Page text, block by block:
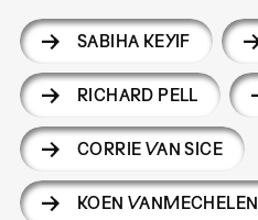
SABIHA KEYIF
RICHARD PELL
CORRIE VAN SICE
KOEN VANMECHELEN